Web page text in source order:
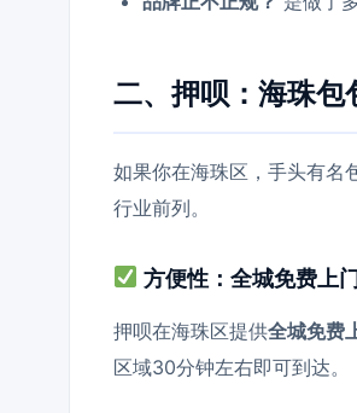
二、押呗：海珠包
如果你在海珠区，手头有名
行业前列。
方便性：全城免费上
押呗在海珠区提供全城免费
区域30分钟左右即可到达。